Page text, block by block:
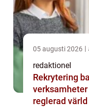
05 augusti 2026
redaktionel
Rekrytering bank
reglerad värld